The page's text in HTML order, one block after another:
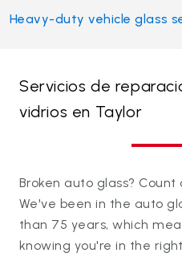
Heavy-duty vehicle glass
Servicios de
vidrios en Taylor
Broken auto glass?
We've been in the auto
than 75 years, which
knowing you're in the